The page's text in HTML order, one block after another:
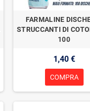
FARMALINE
STRUCCANTI DI
100
1,40 €
COMPRA